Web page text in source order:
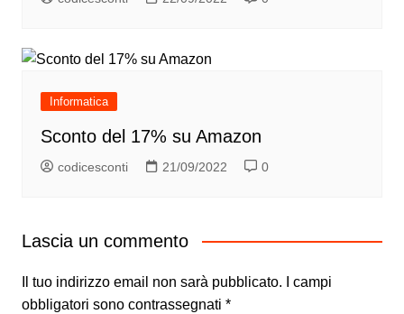
Informatica
Sconto del 17% su Amazon
codicesconti 21/09/2022 0
Lascia un commento
Il tuo indirizzo email non sarà pubblicato.
I campi
obbligatori sono contrassegnati *